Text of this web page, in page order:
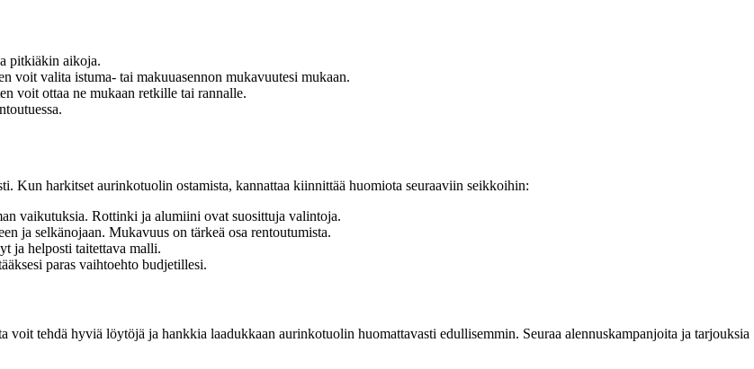
pitkiäkin aikoja.
voit valita istuma- tai makuuasennon mukavuutesi mukaan.
voit ottaa ne mukaan retkille tai rannalle.
Kun harkitset aurinkotuolin ostamista, kannattaa kiinnittää huomiota seuraaviin seikkoihin:
vaikutuksia. Rottinki ja alumiini ovat suosittuja valintoja.
ja selkänojaan. Mukavuus on tärkeä osa rentoutumista.
ja helposti taitettava malli.
paras vaihtoehto budjetillesi.
tehdä hyviä löytöjä ja hankkia laadukkaan aurinkotuolin huomattavasti edullisemmin. Seuraa alennuskampanjoita ja tarjouksia